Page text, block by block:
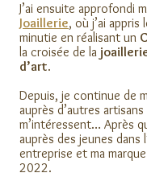
J’ai ensuite approfondi
Joaillerie, où j’ai
minutie en réalisant un
la croisée de la
d’art.
Depuis, je continue de
auprès d’autres
m’intéressent… Après
auprès des jeunes dans
entreprise et ma marque
2022.